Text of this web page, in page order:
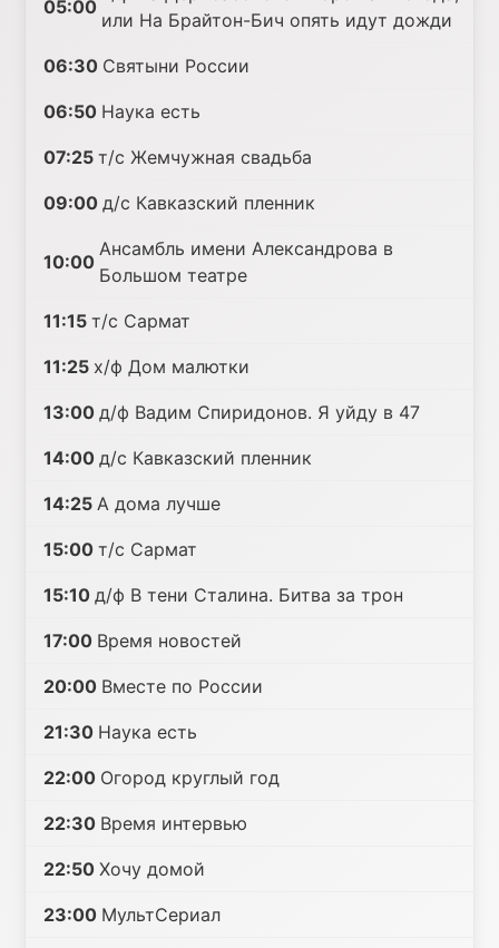
05:00
или На Брайтон-Бич опять идут дожди
06:30 Святыни России
06:50 Наука есть
07:25 т/с Жемчужная свадьба
09:00 д/с Кавказский пленник
10:00
Ансамбль имени Александрова в
Большом театре
11:15 т/с Сармат
11:25 х/ф Дом малютки
13:00 д/ф Вадим Спиридонов. Я уйду в 47
14:00 д/с Кавказский пленник
14:25 А дома лучше
15:00 т/с Сармат
15:10 д/ф В тени Сталина. Битва за трон
17:00 Время новостей
20:00 Вместе по России
21:30 Наука есть
22:00 Огород круглый год
22:30 Время интервью
22:50 Хочу домой
23:00 МультСериал